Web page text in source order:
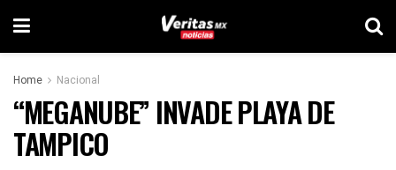
Home Nacional
“MEGANUBE” INVADE PLAYA DE
TAMPICO